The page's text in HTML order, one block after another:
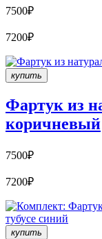
7500₽
7200₽
купить
Фартук из
коричневый
7500₽
7200₽
купить